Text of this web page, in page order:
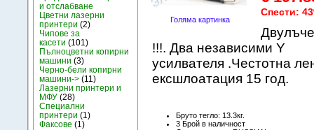
и отслабване
Цветни лазерни
принтери (2)
Чипове за
касети (101)
Пълноцветни копирни
машини (3)
Черно-бели копирни
машини-> (11)
Лазерни принтери и
МФУ (28)
Специални
принтери (1)
Факсове (1)
Голяма картинка
Спести:
!!!. Два независими Y
усилвателя .Честотна
ексшлоатация 15 год.
Бруто тегло: 13.3кг.
3 Брой в наличност